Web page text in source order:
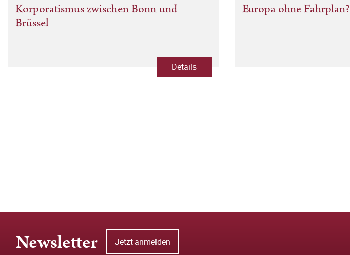
Korporatismus zwischen Bonn und
Brüssel
Details
Europa ohne Fahrplan?
Newsletter Jetzt anmelden